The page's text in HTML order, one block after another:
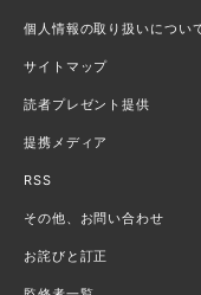
個人情報の取り扱いについ
サイトマップ
読者プレゼント提供
提携メディア
RSS
その他、お問い合わせ
お詫びと訂正